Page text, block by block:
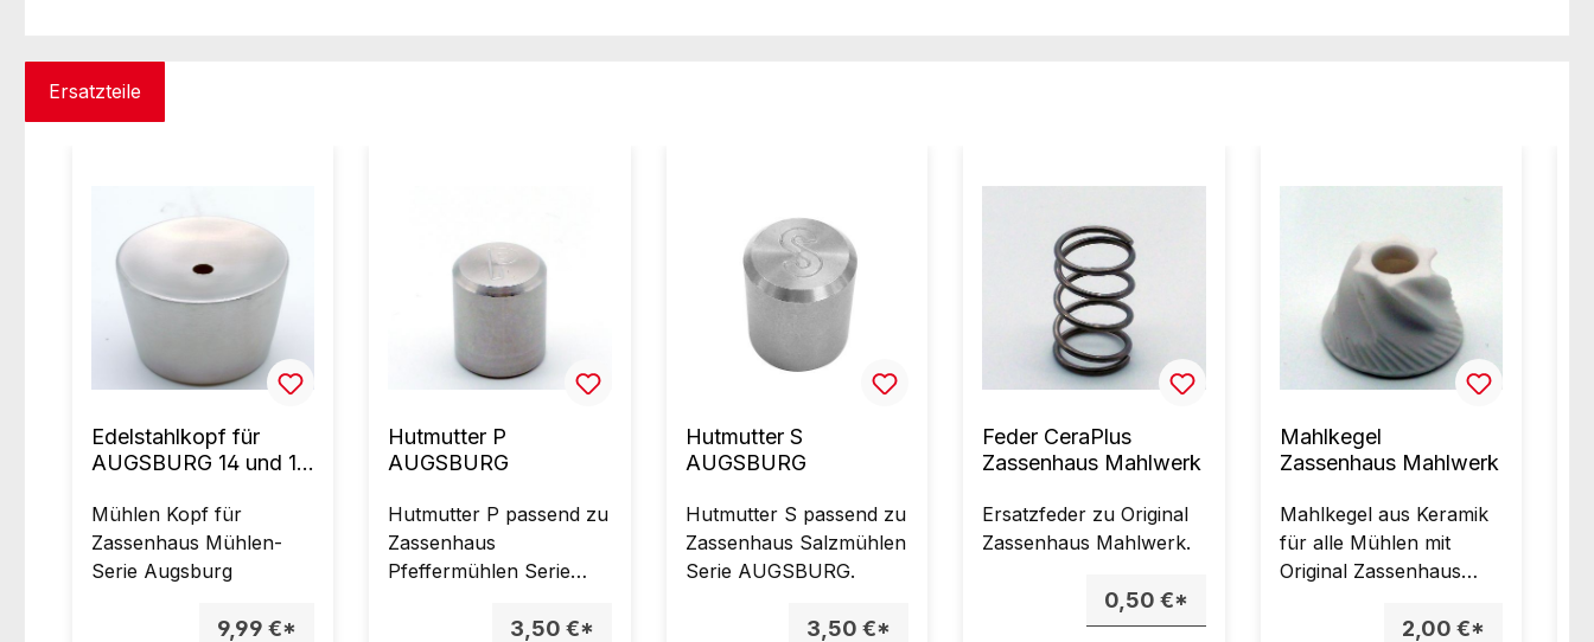
Ersatzteile
Edelstahlkopf für
AUGSBURG 14 und 18
Mühlen Kopf für
Zassenhaus Mühlen-
Serie Augsburg
9,99 €*
Hutmutter P
AUGSBURG
Hutmutter P passend zu
Zassenhaus
Pfeffermühlen Serie
3,50 €*
Hutmutter S
AUGSBURG
Hutmutter S passend zu
Zassenhaus Salzmühlen
Serie AUGSBURG.
3,50 €*
Feder CeraPlus
Zassenhaus Mahlwerk
Ersatzfeder zu Original
Zassenhaus Mahlwerk.
0,50 €*
Mahlkegel
Zassenhaus Mahlwerk
Mahlkegel aus Keramik
für alle Mühlen mit
Original Zassenhaus
2,00 €*